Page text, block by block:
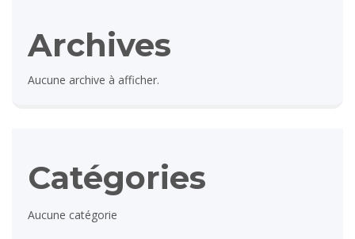
Archives
Aucune archive à afficher.
Catégories
Aucune catégorie